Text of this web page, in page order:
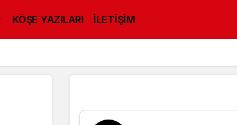
KÖŞE YAZILARI İLETİŞİM
Gündüz Modu